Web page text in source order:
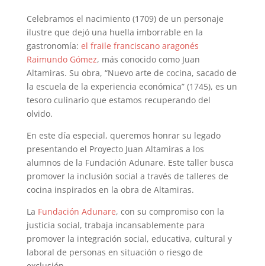
Celebramos el nacimiento (1709) de un personaje
ilustre que dejó una huella imborrable en la
gastronomía: el fraile franciscano aragonés
Raimundo Gómez, más conocido como Juan
Altamiras. Su obra, “Nuevo arte de cocina, sacado de
la escuela de la experiencia económica” (1745), es un
tesoro culinario que estamos recuperando del
olvido.
En este día especial, queremos honrar su legado
presentando el Proyecto Juan Altamiras a los
alumnos de la Fundación Adunare. Este taller busca
promover la inclusión social a través de talleres de
cocina inspirados en la obra de Altamiras.
La Fundación Adunare, con su compromiso con la
justicia social, trabaja incansablemente para
promover la integración social, educativa, cultural y
laboral de personas en situación o riesgo de